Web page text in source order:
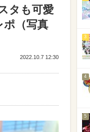
タも可愛
（写真
2022.10.7 12:30
3
4
5